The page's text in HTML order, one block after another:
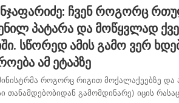
ჩვენ როგორც
პატარა და მოწყვლად
სწორედ ამის გამო ვერ
ამ ეტაპზე
როგორც რიგით მოქალაქეებზე და
თანამდებობიდან გამომდინარე) იცის